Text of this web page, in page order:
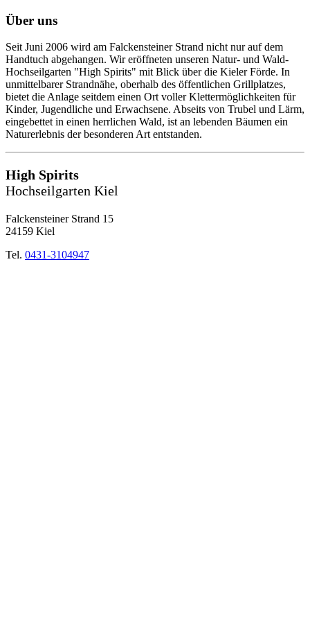
Über uns
Seit Juni 2006 wird am Falckensteiner Strand nicht nur auf dem
Handtuch abgehangen. Wir eröffneten unseren Natur- und Wald-
Hochseilgarten "High Spirits" mit Blick über die Kieler Förde. In
unmittelbarer Strandnähe, oberhalb des öffentlichen Grillplatzes,
bietet die Anlage seitdem einen Ort voller Klettermöglichkeiten für
Kinder, Jugendliche und Erwachsene. Abseits von Trubel und Lärm,
eingebettet in einen herrlichen Wald, ist an lebenden Bäumen ein
Naturerlebnis der besonderen Art entstanden.
High Spirits
Hochseilgarten Kiel
Falckensteiner Strand 15
24159 Kiel
Tel. 0431-3104947